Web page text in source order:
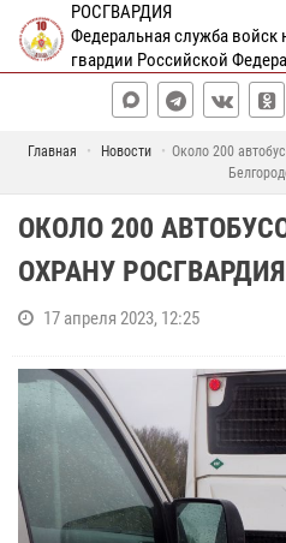
РОСГВАРДИЯ
Федеральная служба войск
гвардии Российской
Главная Новости
Около 200
ОКОЛО 200
ОХРАНУ
17 апреля 2023, 12:25